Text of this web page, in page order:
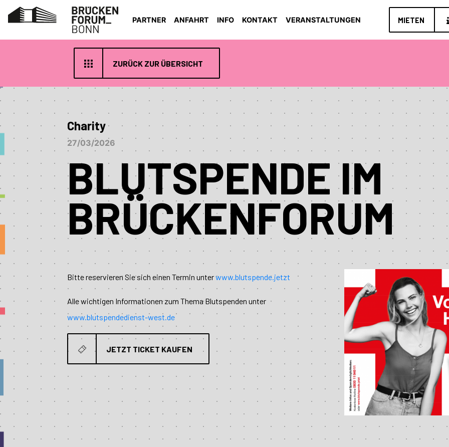
PARTNER ANFAHRT INFO KONTAKT VERANSTALTUNGEN MIETEN
ZURÜCK ZUR ÜBERSICHT
Charity
27/03/2026
BLUTSPENDE IM
BRÜCKENFORUM
Bitte reservieren Sie sich einen Termin unterwww.blutspende.jetzt
Alle wichtigen Informationen zum Thema Blutspenden unter
www.blutspendedienst-west.de
JETZT TICKET KAUFEN